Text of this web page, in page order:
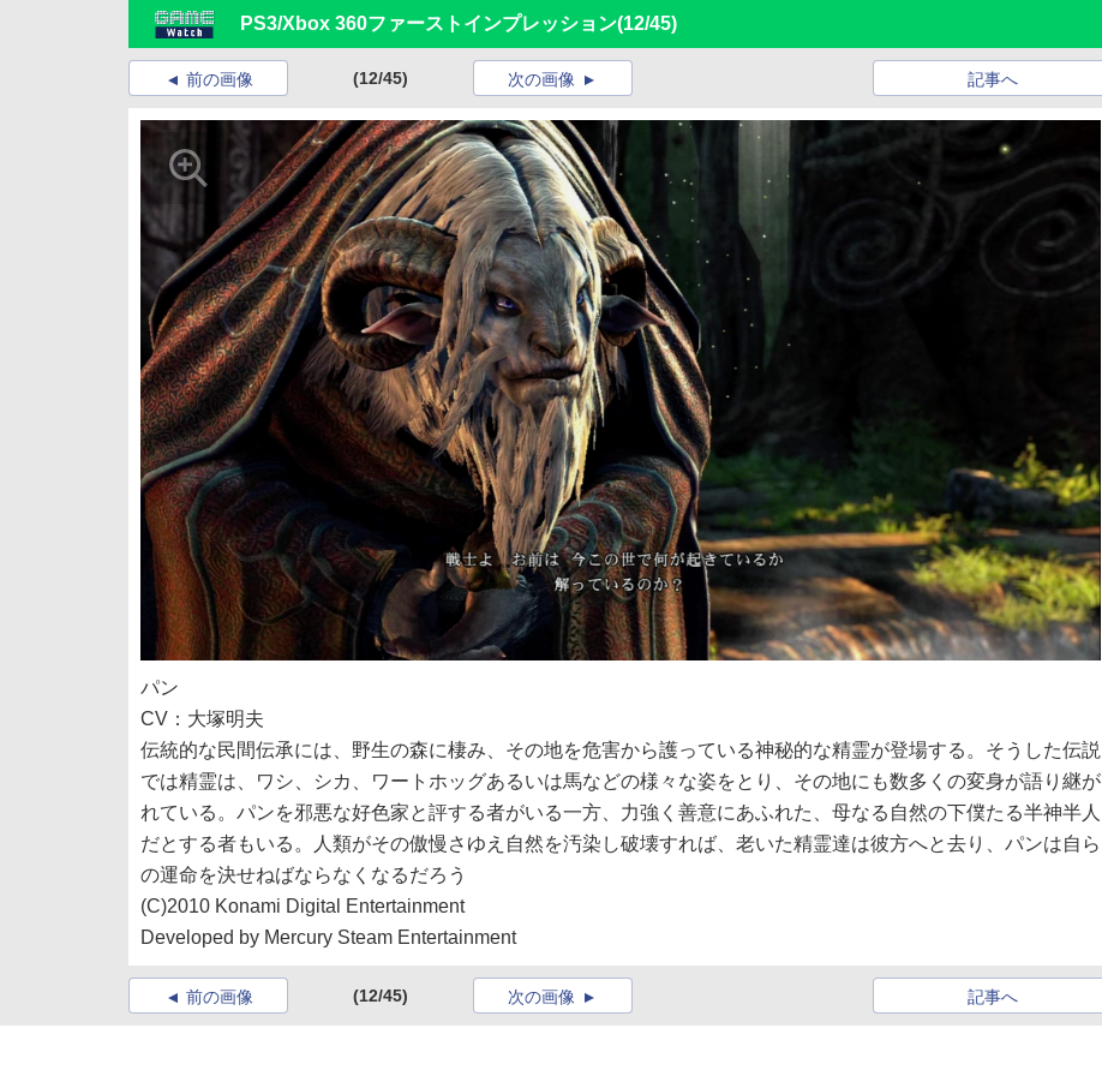
PS3/Xbox 360ファーストインプレッション(12/45)
前の画像 (12/45) 記事へ
次の画像
パン
CV：大塚明夫
伝統的な民間伝承には、野生の森に棲み、その地を危害から護っている神秘的な精霊が登場する。そうした伝説
では精霊は、ワシ、シカ、ワートホッグあるいは馬などの様々な姿をとり、その地にも数多くの変身が語り継が
れている。パンを邪悪な好色家と評する者がいる一方、力強く善意にあふれた、母なる自然の下僕たる半神半人
だとする者もいる。人類がその傲慢さゆえ自然を汚染し破壊すれば、老いた精霊達は彼方へと去り、パンは自ら
の運命を決せねばならなくなるだろう
(C)2010 Konami Digital Entertainment
Developed by Mercury Steam Entertainment
前の画像 (12/45) 記事へ
次の画像